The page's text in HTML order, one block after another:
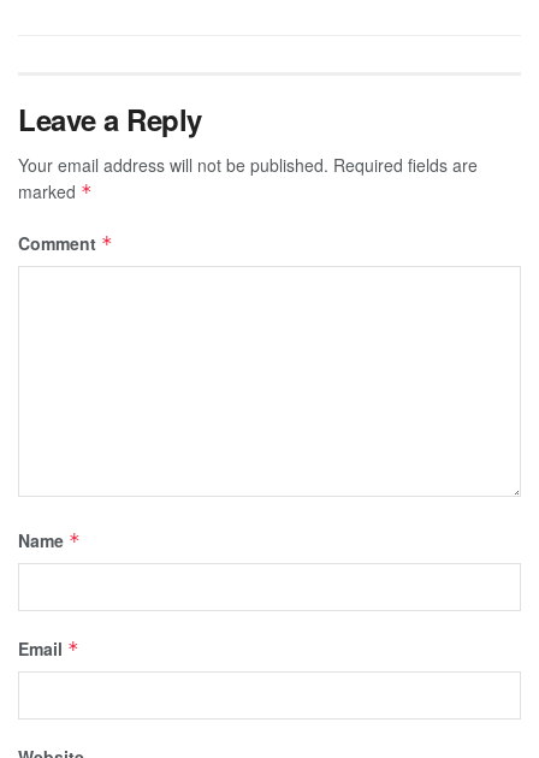
Leave a Reply
Your email address will not be published. Required fields are
marked *
Comment *
Name *
Email *